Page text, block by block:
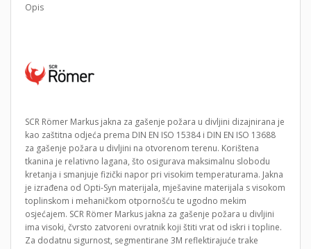
Opis
SCR Römer Markus jakna za gašenje požara u divljini dizajnirana je
kao zaštitna odjeća prema DIN EN ISO 15384 i DIN EN ISO 13688
za gašenje požara u divljini na otvorenom terenu. Korištena
tkanina je relativno lagana, što osigurava maksimalnu slobodu
kretanja i smanjuje fizički napor pri visokim temperaturama. Jakna
je izrađena od Opti-Syn materijala, mješavine materijala s visokom
toplinskom i mehaničkom otpornošću te ugodno mekim
osjećajem. SCR Römer Markus jakna za gašenje požara u divljini
ima visoki, čvrsto zatvoreni ovratnik koji štiti vrat od iskri i topline.
Za dodatnu sigurnost, segmentirane 3M reflektirajuće trake